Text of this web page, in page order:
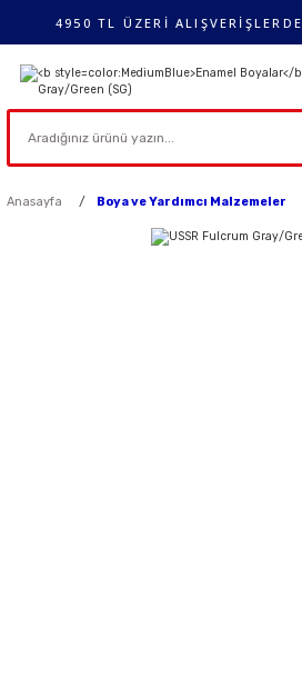
4950 TL ÜZERİ ALIŞVERİŞLERDE
Anasayfa Boya ve Yardımcı Malzemeler